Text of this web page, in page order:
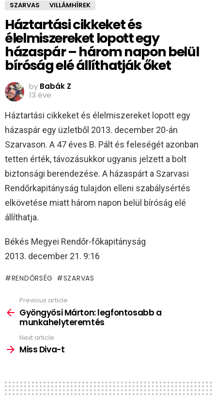
SZARVAS VILLÁMHÍREK
Háztartási cikkeket és
élelmiszereket lopott egy
házaspár – három napon belül
bíróság elé állíthatják őket
by Babák Z
13 éve
Háztartási cikkeket és élelmiszereket lopott egy
házaspár egy üzletből 2013. december 20-án
Szarvason. A 47 éves B. Pált és feleségét azonban
tetten érték, távozásukkor ugyanis jelzett a bolt
biztonsági berendezése. A házaspárt a Szarvasi
Rendőrkapitányság tulajdon elleni szabálysértés
elkövetése miatt három napon belül bíróság elé
állíthatja.
Békés Megyei Rendőr-főkapitányság
2013. december 21. 9:16
RENDŐRSÉG SZARVAS
more
Previous article
Gyöngyösi Márton: legfontosabb a
munkahelyteremtés
Next article
Miss Diva-t